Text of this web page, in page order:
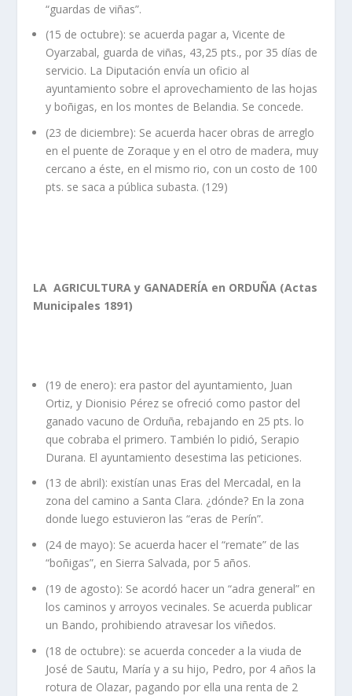
“guardas de viñas”.
(15 de octubre): se acuerda pagar a, Vicente de
Oyarzabal, guarda de viñas, 43,25 pts., por 35 días de
servicio. La Diputación envía un oficio al
ayuntamiento sobre el aprovechamiento de las hojas
y boñigas, en los montes de Belandia. Se concede.
(23 de diciembre): Se acuerda hacer obras de arreglo
en el puente de Zoraque y en el otro de madera, muy
cercano a éste, en el mismo rio, con un costo de 100
pts. se saca a pública subasta. (129)
LA AGRICULTURA y GANADERÍA en ORDUÑA (Actas
Municipales 1891)
(19 de enero): era pastor del ayuntamiento, Juan
Ortiz, y Dionisio Pérez se ofreció como pastor del
ganado vacuno de Orduña, rebajando en 25 pts. lo
que cobraba el primero. También lo pidió, Serapio
Durana. El ayuntamiento desestima las peticiones.
(13 de abril): existían unas Eras del Mercadal, en la
zona del camino a Santa Clara. ¿dónde? En la zona
donde luego estuvieron las “eras de Perín”.
(24 de mayo): Se acuerda hacer el “remate” de las
“boñigas”, en Sierra Salvada, por 5 años.
(19 de agosto): Se acordó hacer un “adra general” en
los caminos y arroyos vecinales. Se acuerda publicar
un Bando, prohibiendo atravesar los viñedos.
(18 de octubre): se acuerda conceder a la viuda de
José de Sautu, María y a su hijo, Pedro, por 4 años la
rotura de Olazar, pagando por ella una renta de 2